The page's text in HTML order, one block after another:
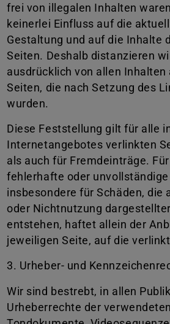
frei von illegalen Inhalten
keinerlei Einfluss auf die
Gestaltung und auf die Inhalte
Seiten. Deshalb distanzieren
ausdrücklich von allen
Seiten, die nach Setzung des
wurden.
Diese Feststellung gilt für alle
Internetangebotes verlinkten
als auch für Fremdeinträge.
fehlerhafte oder
insbesondere für Schäden, die
oder Nichtnutzung
entstehen, haftet allein der
jeweiligen Seite, auf die
3. Urheber- und
Wir sind bestrebt, in allen
Urheberrechte der